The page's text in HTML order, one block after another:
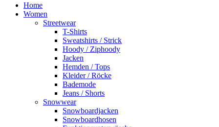
Home
Women
Streetwear
T-Shirts
Sweatshirts / Strick
Hoody / Ziphoody
Jacken
Hemden / Tops
Kleider / Röcke
Bademode
Jeans / Shorts
Snowwear
Snowboardjacken
Snowboardhosen